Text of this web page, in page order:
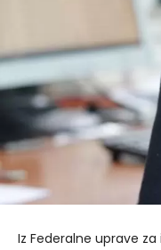
Iz Federalne uprave za